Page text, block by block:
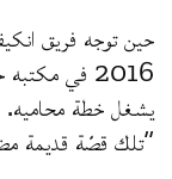
2016 في
يشغل خطة محاميه.
“تلك قصّة قديمة